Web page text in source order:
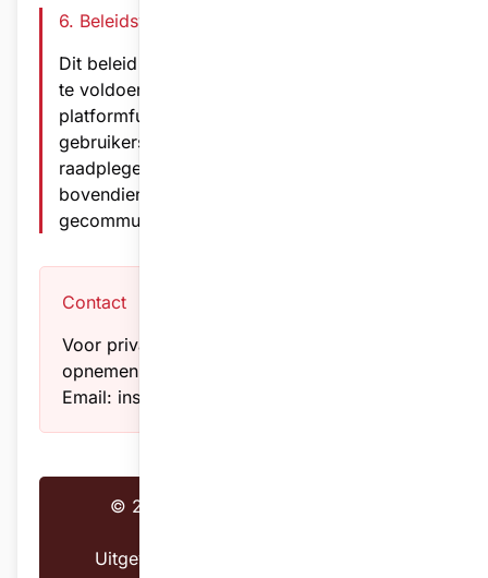
6. Beleidswijzigingen
Dit beleid kan periodiek worden aangepast om
te voldoen aan wijzigingen in wetgeving of
platformfunctionaliteit. We adviseren
gebruikers deze pagina regelmatig te
raadplegen. Belangrijke wijzigingen zullen
bovendien via het platform worden
gecommuniceerd.
Contact
Voor privacyvragen kunt u contact
opnemen met: KBBB Antwerpen
Email: inschrijvingen@kbbbantwerpen.be
© 2025 Triomphix - Alle rechten
Uitgevoerd in overeenstemming met